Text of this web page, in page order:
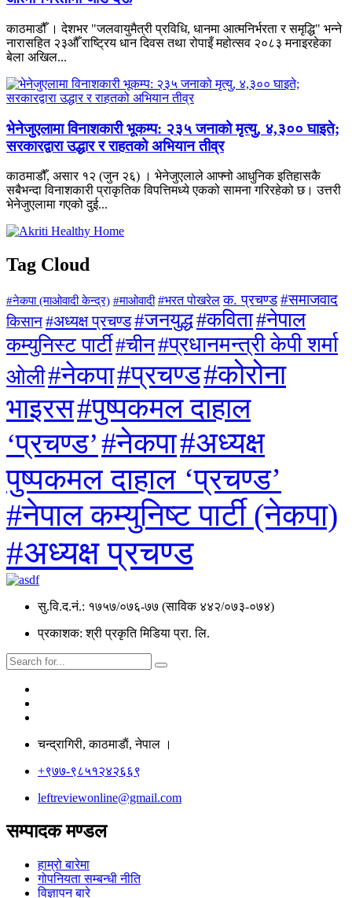
काठमाडौँ । देशभर "जलवायुमैत्री प्रविधि, धानमा आत्मनिर्भरता र समृद्धि" भन्ने
नारासहित २३औँ राष्ट्रिय धान दिवस तथा रोपाइँ महोत्सव २०८३ मनाइरहेका
बेला अखिल...
भेनेजुएलामा विनाशकारी भूकम्प: २३५ जनाको मृत्यु, ४,३०० घाइते;
सरकारद्वारा उद्धार र राहतको अभियान तीव्र
काठमाडौँ, असार १२ (जुन २६) । भेनेजुएलाले आफ्नो आधुनिक इतिहासकै
सबैभन्दा विनाशकारी प्राकृतिक विपत्तिमध्ये एकको सामना गरिरहेको छ। उत्तरी
भेनेजुएलामा गएको दुई...
Tag Cloud
#नेकपा (माओवादी केन्द्र) #माओवादी #भरत पोखरेल क. प्रचण्ड #समाजवाद
किसान#अध्यक्ष प्रचण्ड#जनयुद्ध#कविता#नेपाल
कम्युनिस्ट पार्टी#चीन#प्रधानमन्त्री केपी शर्मा
ओली#नेकपा#प्रचण्ड#कोरोना
भाइरस#पुष्पकमल दाहाल
‘प्रचण्ड’#नेकपा#अध्यक्ष
पुष्पकमल दाहाल ‘प्रचण्ड’
#नेपाल कम्युनिष्ट पार्टी (नेकपा)
#अध्यक्ष प्रचण्ड
सु.वि.द.नं.: १७५७/०७६-७७ (साविक ४४२/०७३-०७४)
प्रकाशक: श्री प्रकृति मिडिया प्रा. लि.
चन्द्रागिरी, काठमाडाैं, नेपाल ।
+९७७-९८५१२४२६६९
leftreviewonline@gmail.com
सम्पादक मण्डल
हाम्रो बारेमा
गोपनियता सम्बन्धी नीति
विज्ञापन बारे